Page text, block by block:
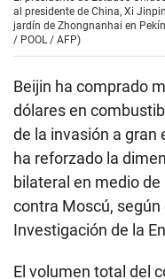
al presidente de China, Xi
jardín de Zhongnanhai en
/ POOL / AFP)
Beijin ha comprado
dólares en
de la invasión a gran
ha reforzado la
bilateral en medio
contra Moscú,
Investigación de la
El volumen total del